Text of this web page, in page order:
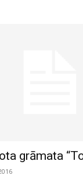
grāmata